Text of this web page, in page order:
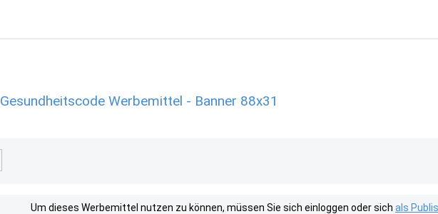
Gesundheitscode Werbemittel - Banner 88x31
Um dieses Werbemittel nutzen zu können, müssen Sie sich einloggen oder sich als